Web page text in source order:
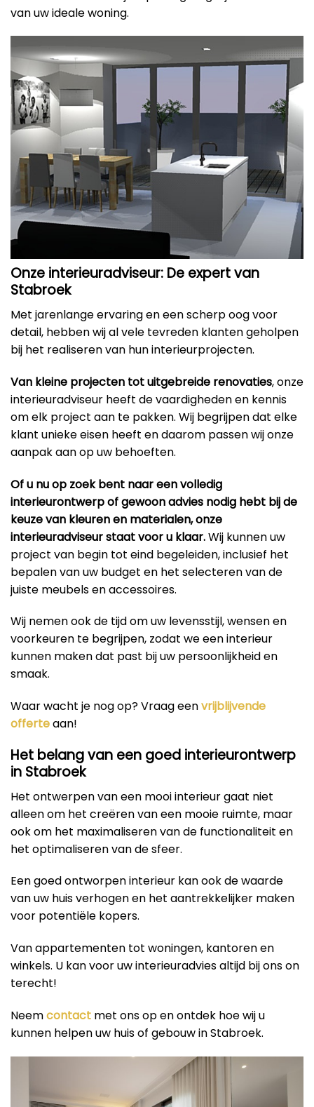
van uw ideale woning.
Onze interieuradviseur: De expert van
Stabroek
Met jarenlange ervaring en een scherp oog voor
detail, hebben wij al vele tevreden klanten geholpen
bij het realiseren van hun interieurprojecten.
Van kleine projecten tot uitgebreide renovaties, onze
interieuradviseur heeft de vaardigheden en kennis
om elk project aan te pakken. Wij begrijpen dat elke
klant unieke eisen heeft en daarom passen wij onze
aanpak aan op uw behoeften.
Of u nu op zoek bent naar een volledig
interieurontwerp of gewoon advies nodig hebt bij de
keuze van kleuren en materialen, onze
interieuradviseur staat voor u klaar.Wij kunnen uw
project van begin tot eind begeleiden, inclusief het
bepalen van uw budget en het selecteren van de
juiste meubels en accessoires.
Wij nemen ook de tijd om uw levensstijl, wensen en
voorkeuren te begrijpen, zodat we een interieur
kunnen maken dat past bij uw persoonlijkheid en
smaak.
Waar wacht je nog op? Vraag eenvrijblijvende
offerteaan!
Het belang van een goed interieurontwerp
in Stabroek
Het ontwerpen van een mooi interieur gaat niet
alleen om het creëren van een mooie ruimte, maar
ook om het maximaliseren van de functionaliteit en
het optimaliseren van de sfeer.
Een goed ontworpen interieur kan ook de waarde
van uw huis verhogen en het aantrekkelijker maken
voor potentiële kopers.
Van appartementen tot woningen, kantoren en
winkels. U kan voor uw interieuradvies altijd bij ons on
terecht!
Neemcontact met ons op en ontdek hoe wij u
kunnen helpen uw huis of gebouw in Stabroek.